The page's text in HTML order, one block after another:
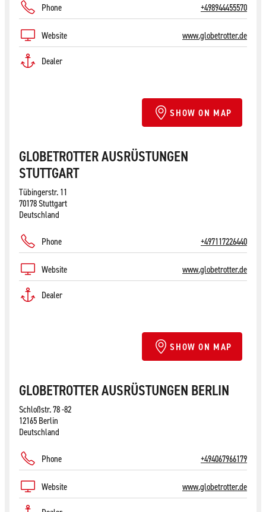
Phone +498944455570
Website www.globetrotter.de
Dealer
SHOW ON MAP
GLOBETROTTER AUSRÜSTUNGEN
STUTTGART
Tübingerstr. 11
70178 Stuttgart
Deutschland
Phone +497117226440
Website www.globetrotter.de
Dealer
SHOW ON MAP
GLOBETROTTER AUSRÜSTUNGEN BERLIN
Schloßstr. 78 -82
12165 Berlin
Deutschland
Phone +494067966179
Website www.globetrotter.de